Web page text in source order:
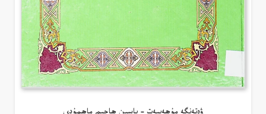
ۋەتەنگە مۇھەببەت – ياسىن ھاجىم ماھمۇدى